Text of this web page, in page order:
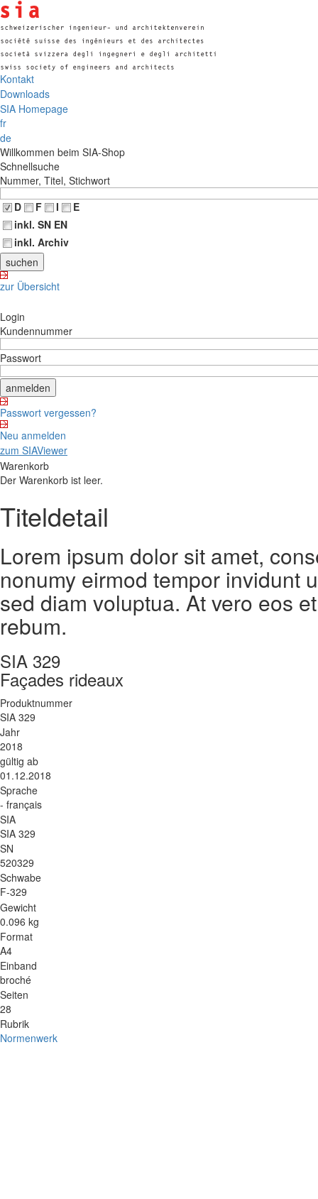
Kontakt
Downloads
SIA Homepage
fr
de
Willkommen beim SIA-Shop
Schnellsuche
Nummer, Titel, Stichwort
D
F I
E
inkl. SN EN
inkl. Archiv
zur Übersicht
Login
Kundennummer
Passwort
Passwort vergessen?
Neu anmelden
zum SIAViewer
Warenkorb
Der Warenkorb ist leer.
Titeldetail
Lorem ipsum dolor sit amet,
nonumy eirmod tempor invidunt
sed diam voluptua. At vero eos
rebum.
SIA 329
Façades rideaux
Produktnummer
SIA 329
Jahr
2018
gültig ab
01.12.2018
Sprache
- français
SIA
SIA 329
SN
520329
Schwabe
F-329
Gewicht
0.096 kg
Format
A4
Einband
broché
Seiten
28
Rubrik
Normenwerk